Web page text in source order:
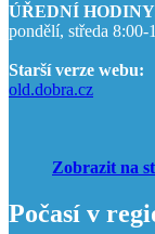
ÚŘEDNÍ
pondělí, středa
Starší verze webu:
old.dobra.cz
Zobrazit na
Počasí v